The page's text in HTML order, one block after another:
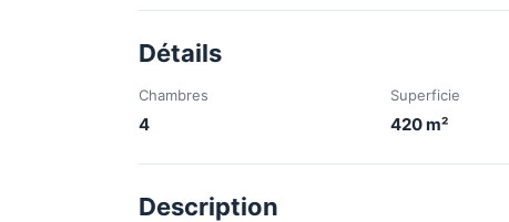
Détails
Chambres
4
Superficie
420m²
Description